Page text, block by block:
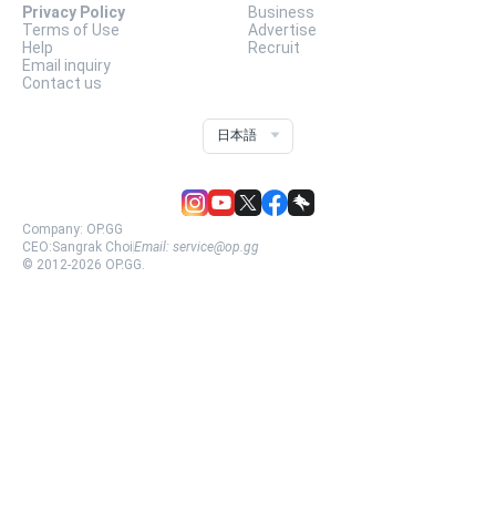
Privacy Policy
Terms of Use
Help
Email inquiry
Contact us
Business
Advertise
Recruit
日本語
Company: OP.GG
CEO:Sangrak ChoiEmail: service@op.gg
© 2012-2026 OP.GG.